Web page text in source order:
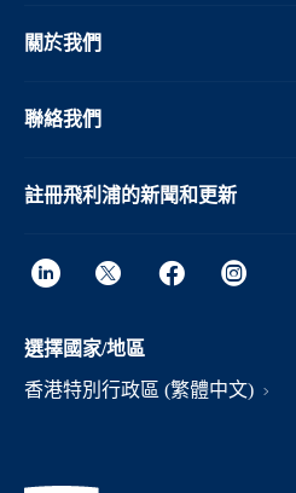
關於我們
聯絡我們
註冊飛利浦的新聞和更新
選擇國家/地區
香港特別行政區 (繁體中文)